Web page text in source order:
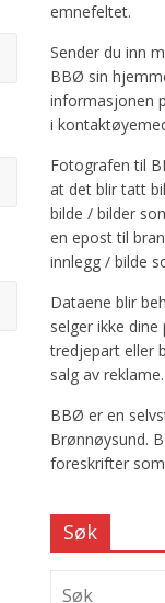
emnefeltet.
Sender du inn
BBØ sin
informasjonen
i
Fotografen til
at det blir tatt
bilde / bilder
en epost til
innlegg / bilde
Dataene blir
selger ikke
tredjepart eller
salg av reklame.
BBØ er en
Brønnøysund.
foreskrifter
Søk